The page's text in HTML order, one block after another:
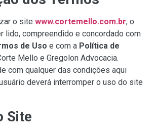
o site www.cortemello.com.br, o
lido, compreendido e concordado com
de Uso e com a Política de
Mello e Gregolon Advocacia.
com qualquer das condições aqui
deverá interromper o uso do site
Site